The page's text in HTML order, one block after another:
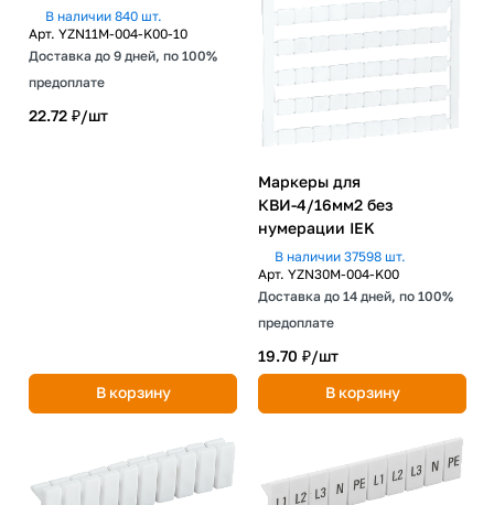
В наличии 840 шт.
Арт. YZN11M-004-K00-10
Доставка до 9 дней, по 100%
предоплате
22.72 ₽/шт
В корзину
Маркеры для
КВИ-4/16мм2 без
нумерации IEK
В наличии 37598 шт.
Арт. YZN30M-004-K00
Доставка до 14 дней, по 100%
предоплате
19.70 ₽/шт
В корзину